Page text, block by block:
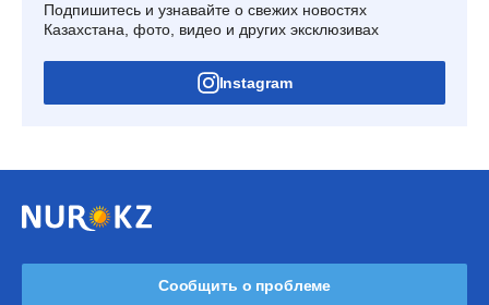
Подпишитесь и узнавайте о свежих новостях
Казахстана, фото, видео и других эксклюзивах
Instagram
Сообщить о проблеме